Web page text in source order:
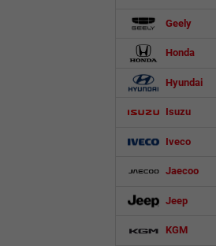
Geely
Honda
Hyundai
Isuzu
Iveco
Jaecoo
Jeep
KGM